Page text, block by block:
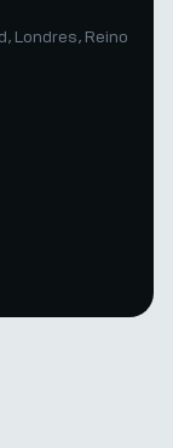
Londres, Reino